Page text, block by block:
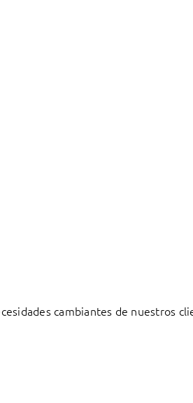
cambiantes de nuestros